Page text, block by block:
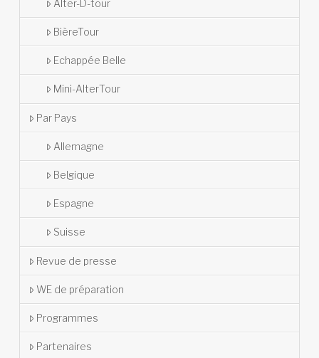
Alter-D-tour
BièreTour
Echappée Belle
Mini-AlterTour
Par Pays
Allemagne
Belgique
Espagne
Suisse
Revue de presse
WE de préparation
Programmes
Partenaires